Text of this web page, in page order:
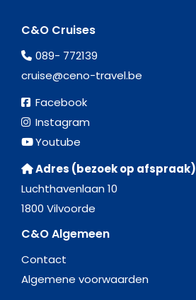
C&O Cruises
089- 772139
cruise@ceno-travel.be
Facebook
Instagram
Youtube
Adres (bezoek op afspraak)
Luchthavenlaan 10
1800 Vilvoorde
C&O Algemeen
Contact
Algemene voorwaarden